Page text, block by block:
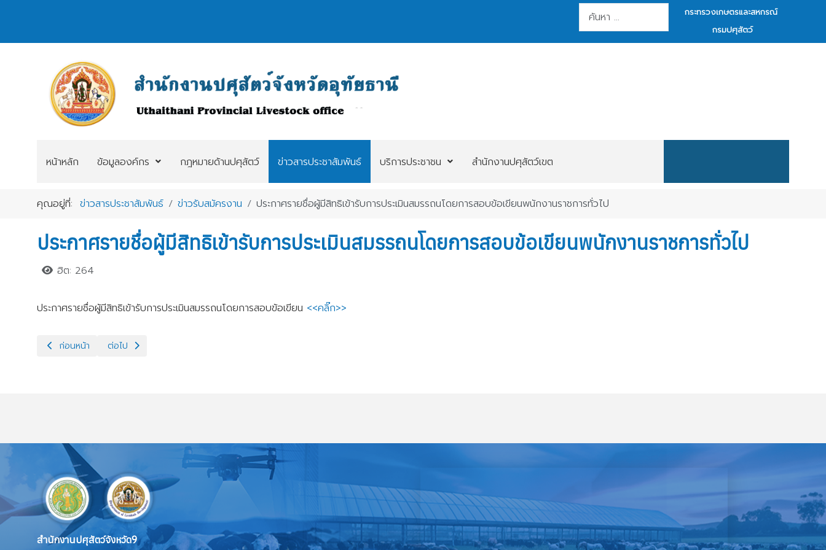
การค้นหา
กระทรวงเกษตรและสหกรณ์
กรมปศุสัตว์
หน้าหลัก ข้อมูลองค์กร กฎหมายด้านปศุสัตว์ ข่าวสารประชาสัมพันธ์ บริการประชาชน สำนักงานปศุสัตว์เขต
คุณอยู่ที่:ข่าวสารประชาสัมพันธ์ ข่าวรับสมัครงาน ประกาศรายชื่อผู้มีสิทธิเข้ารับการประเมินสมรรถนโดยการสอบข้อเขียนพนักงานราชการทั่วไป
ประกาศรายชื่อผู้มีสิทธิเข้ารับการประเมินสมรรถนโดยการสอบข้อเขียนพนักงานราชการทั่วไป
ฮิต: 264
ประกาศรายชื่อผู้มีสิทธิเข้ารับการประเมินสมรรถนโดยการสอบข้อเขียน <<คลิ๊ก>>
เนื้อหาก่อนหน้า: ประกาศรายชื่อผลการประเมินสมรรถนะโดยการสอบข้อเขียน
ก่อนหน้า เนื้อหาถัดไป: รับสมัครบุคคลเพื่อเลือกสรรเป็นพนักงานราชการทั่วไป
ต่อไป
สำนักงานปศุสัตว์จังหวัด9